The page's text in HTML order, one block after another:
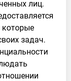
лиц.
которые
задач.